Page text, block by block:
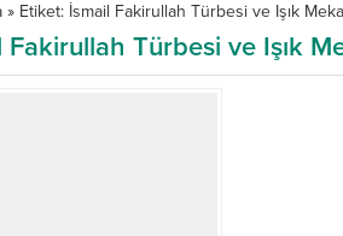
» Etiket: İsmail Fakirullah Türbesi ve Işık
Fakirullah Türbesi ve Işık